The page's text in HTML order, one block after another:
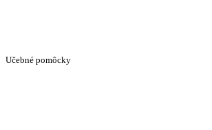
Učebné pomôcky